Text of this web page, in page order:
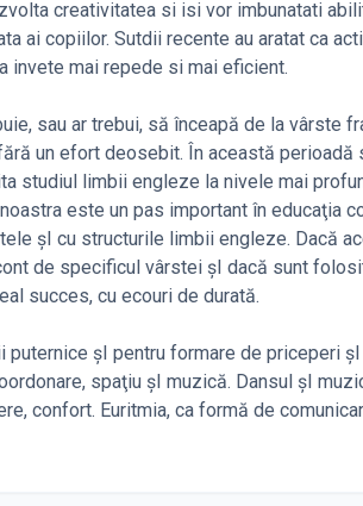
creativitatea si isi vor imbunatati
ai copiilor. Sutdii recente au aratat ca
invete mai repede si mai eficient.
sau ar trebui, să înceapă de la vârste
un efort deosebit. În această perioadă
studiul limbii engleze la nivele mai
este un pas important în educaţia
şI cu structurile limbii engleze. Dacă
de specificul vârstei şI dacă sunt
succes, cu ecouri de durată.
şI pentru formare de priceperi şI
spaţiu şI muzică. Dansul şI
confort. Euritmia, ca formă de